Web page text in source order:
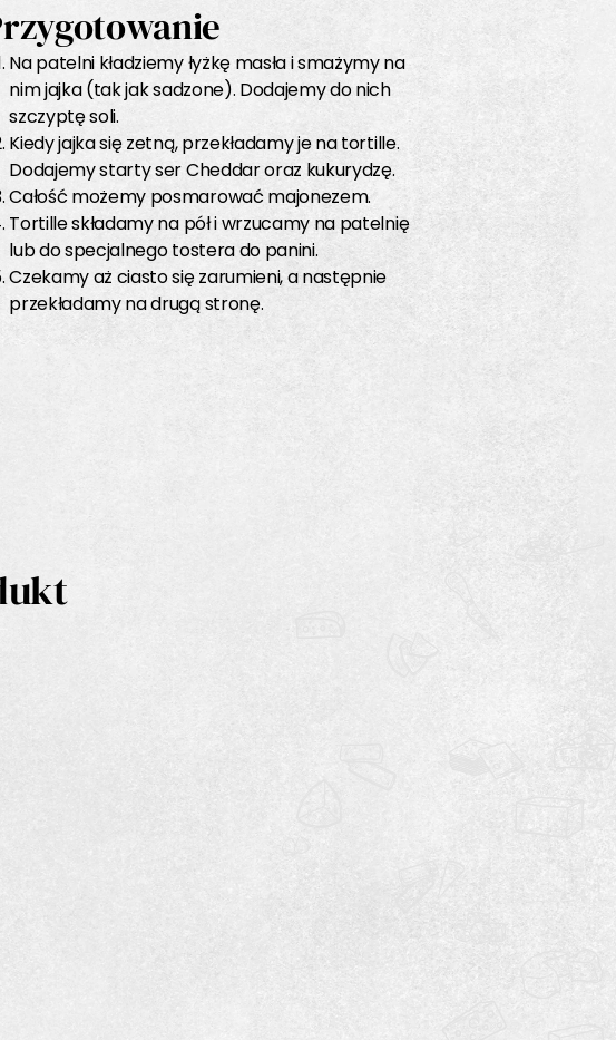
Na patelni kładziemy łyżkę masła i smażymy na
nim jajka (tak jak sadzone). Dodajemy do nich
szczyptę soli.
Kiedy jajka się zetną, przekładamy je na tortille.
Dodajemy starty ser Cheddar oraz kukurydzę.
Całość możemy posmarować majonezem.
Tortille składamy na pół i wrzucamy na patelnię
lub do specjalnego tostera do panini.
Czekamy aż ciasto się zarumieni, a następnie
przekładamy na drugą stronę.